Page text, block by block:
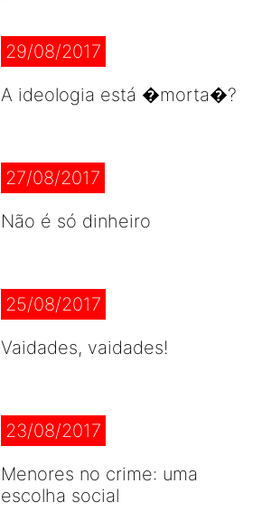
29/08/2017
A ideologia está �morta�?
27/08/2017
Não é só dinheiro
25/08/2017
Vaidades, vaidades!
23/08/2017
Menores no crime: uma
escolha social